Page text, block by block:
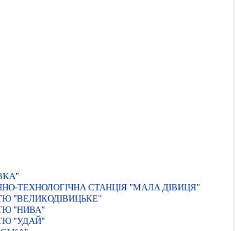
ТЕХНОЛОГIЧНА СТАНЦIЯ "МАЛА ДIВИЦЯ"
"ВЕЛИКОДІВИЦЬКЕ"
"НИВА"
"УДАЙ"